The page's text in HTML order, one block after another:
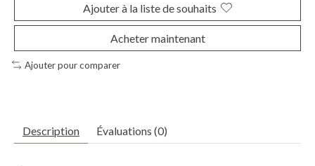
Ajouter à la liste de souhaits
Acheter maintenant
Ajouter pour comparer
Description Évaluations (0)